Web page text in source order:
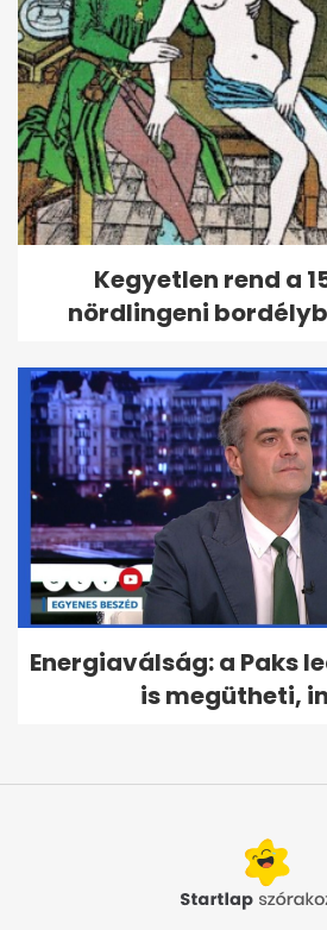
Kegyetlen rend a
nördlingeni
Energiaválság: a Paks
is megütheti,